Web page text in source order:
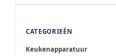
CATEGORIEËN
Keukenapparatuur